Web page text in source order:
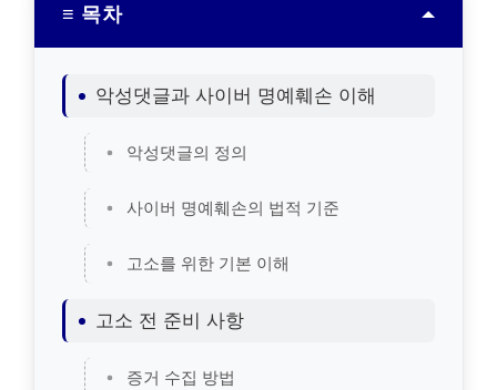
≡ 목차
악성댓글과 사이버 명예훼손 이해
악성댓글의 정의
사이버 명예훼손의 법적 기준
고소를 위한 기본 이해
고소 전 준비 사항
증거 수집 방법